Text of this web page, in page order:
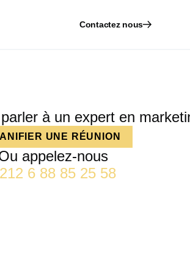
Contactez nous
à un expert en
UNE RÉUNION
appelez-nous
6 88 85 25 58